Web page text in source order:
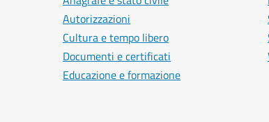
Autorizzazioni
Cultura e tempo libero
Documenti e certificati
Educazione e formazione